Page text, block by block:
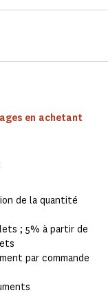
en achetant
de la quantité
; 5% à partir de
par commande